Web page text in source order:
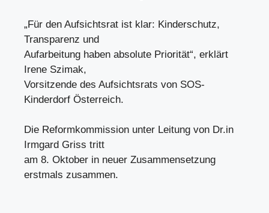
„Für den Aufsichtsrat ist klar: Kinderschutz,
Transparenz und
Aufarbeitung haben absolute Priorität“, erklärt
Irene Szimak,
Vorsitzende des Aufsichtsrats von SOS-
Kinderdorf Österreich.
Die Reformkommission unter Leitung von Dr.in
Irmgard Griss tritt
am 8. Oktober in neuer Zusammensetzung
erstmals zusammen.